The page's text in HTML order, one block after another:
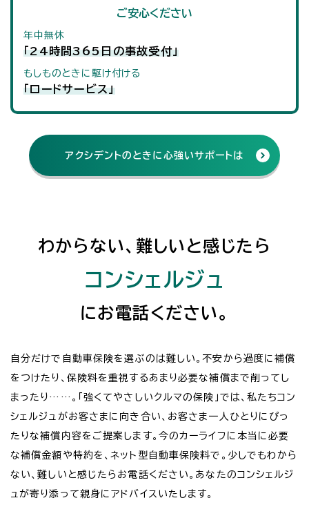
ご安心ください
年中無休
「24時間365日の事故受付」
もしものときに駆け付ける
「ロードサービス」
アクシデントのときに 心強いサポートは
わからない、難しいと感じたら
コンシェルジュ
にお電話ください。
自分だけで自動車保険を選ぶのは難しい。不安から過度に補償
をつけたり、保険料を重視するあまり必要な補償まで削ってし
まったり……。「強くてやさしいクルマの保険」では、私たちコン
シェルジュがお客さまに向き合い、お客さま一人ひとりにぴっ
たりな補償内容をご提案します。今のカーライフに本当に必要
な補償金額や特約を、ネット型自動車保険料で。少しでもわから
ない、難しいと感じたらお電話ください。あなたのコンシェルジ
ュが寄り添って親身にアドバイスいたします。